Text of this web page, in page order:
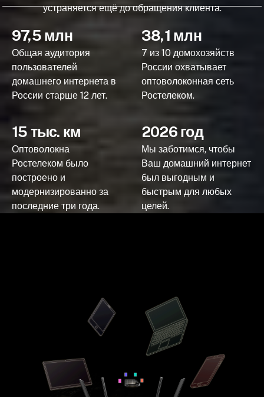
устраняется ещё до обращения клиента.
97,5 млн
Общая аудитория
пользователей
домашнего интернета в
России старше 12 лет.
38,1 млн
7 из 10 домохозяйств
России охватывает
оптоволоконная сеть
Ростелеком.
15 тыс. км
Оптоволокна
Ростелеком было
построено и
модернизированно за
последние три года.
2026 год
Мы заботимся, чтобы
Ваш домашний интернет
был выгодным и
быстрым для любых
целей.